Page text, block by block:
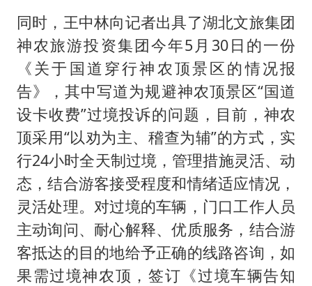
同时，王中林向记者出具了湖北文旅集团
神农旅游投资集团今年5月30日的一份
《关于国道穿行神农顶景区的情况报
告》，其中写道为规避神农顶景区“国道
设卡收费”过境投诉的问题，目前，神农
顶采用“以劝为主、稽查为辅”的方式，实
行24小时全天制过境，管理措施灵活、动
态，结合游客接受程度和情绪适应情况，
灵活处理。对过境的车辆，门口工作人员
主动询问、耐心解释、优质服务，结合游
客抵达的目的地给予正确的线路咨询，如
果需过境神农顶，签订《过境车辆告知